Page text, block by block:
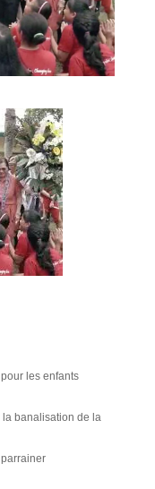
les enfants
la banalisation de la